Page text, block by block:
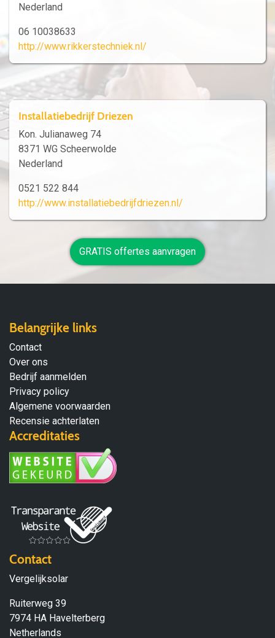
Nederland
06 10038633
http://www.rikkerstechniek.nl/
Installatiebedrijf Driezen
Kon. Julianaweg 74
8371 WG Scheerwolde
Nederland
0521 522 844
http://www.installatiebedrijfdriezen.nl/
GRATIS offertes aanvragen
Belangrijke links
Contact
Over ons
Bedrijf aanmelden
Privacy policy
Algemene voorwaarden
Recensie achterlaten
Accreditaties
Contact
Vergelijksolar
Ruiterweg 39
7974 HA Havelterberg
Netherlands